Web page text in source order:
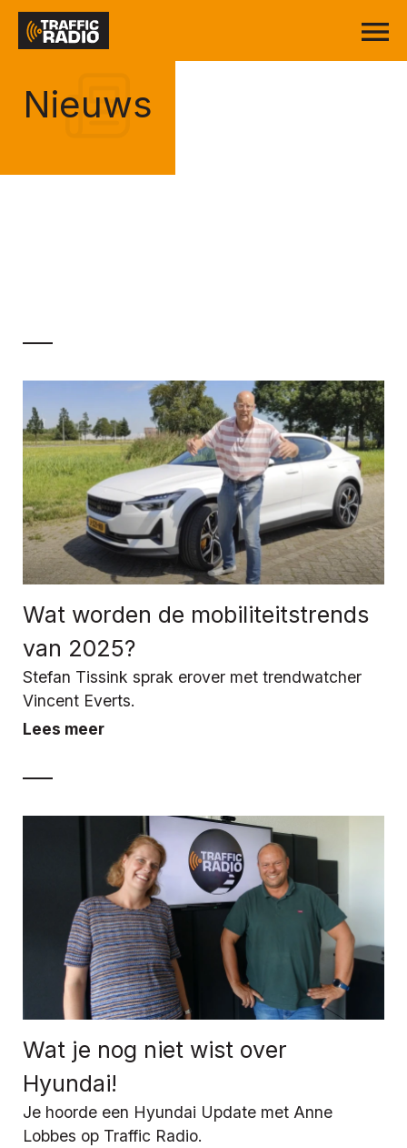
Nieuws
Wat worden de mobiliteitstrends
van 2025?
Stefan Tissink sprak erover met trendwatcher
Vincent Everts.
Lees meer
Wat je nog niet wist over
Hyundai!
Je hoorde een Hyundai Update met Anne
Lobbes op Traffic Radio.